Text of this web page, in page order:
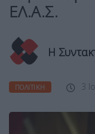
ΕΛ.Α.Σ.
Η
ΠΟΛΙΤΙΚΉ 3